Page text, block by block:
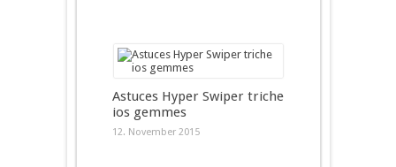
Astuces Hyper Swiper triche
ios gemmes
12. November 2015